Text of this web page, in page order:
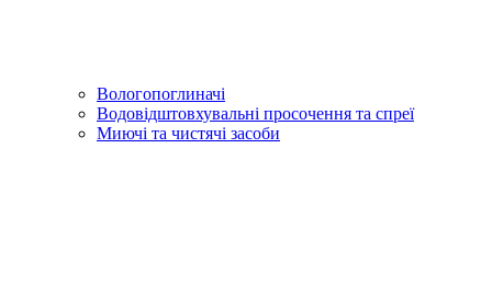
Вологопоглиначі
Водовідштовхувальні просочення та спреї
Миючі та чистячі засоби